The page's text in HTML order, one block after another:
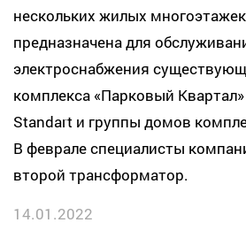
нескольких жилых
предназначена для
электроснабжения
комплекса «Парковый
Standart и группы домов
В феврале специалисты
второй трансформатор.
14.01.2022